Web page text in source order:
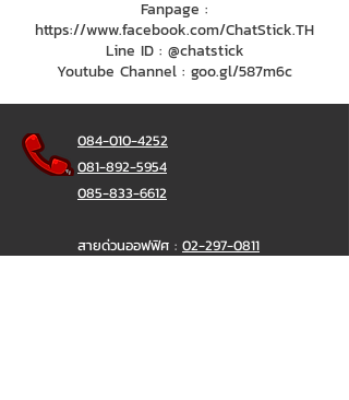
Fanpage :
https://www.facebook.com/ChatStick.TH
Line ID : @chatstick
Youtube Channel : goo.gl/587m6c
084-010-4252
081-892-5954
085-833-6612
สายด่วนออฟฟิศ : 02-297-0811